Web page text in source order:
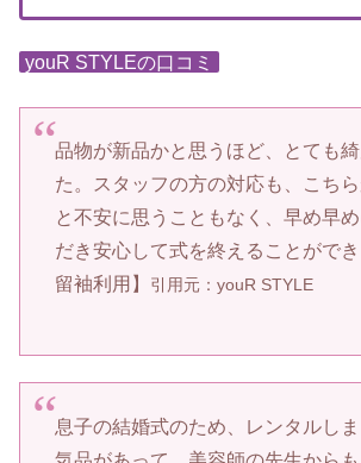
youR STYLEの口コミ
品物が新品かと思うほど、とても
た。スタッフの方の対応も、こち
と不安に思うこともなく、早め早
だき安心して式を終えることがで
留袖利用】
引用元：youR STYLE
息子の結婚式のため、レンタルし